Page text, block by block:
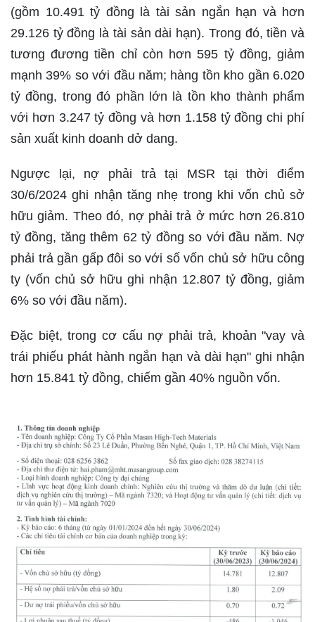
(gồm 10.491 tỷ đồng là tài sản ngắn hạn và hơn
29.126 tỷ đồng là tài sản dài hạn). Trong đó, tiền và
tương đương tiền chỉ còn hơn 595 tỷ đồng, giảm
mạnh 39% so với đầu năm; hàng tồn kho gần 6.020
tỷ đồng, trong đó phần lớn là tồn kho thành phẩm
với hơn 3.247 tỷ đồng và hơn 1.158 tỷ đồng chi phí
sản xuất kinh doanh dở dang.
Ngược lại, nợ phải trả tại MSR tại thời điểm
30/6/2024 ghi nhận tăng nhẹ trong khi vốn chủ sở
hữu giảm. Theo đó, nợ phải trả ở mức hơn 26.810
tỷ đồng, tăng thêm 62 tỷ đồng so với đầu năm. Nợ
phải trả gần gấp đôi so với số vốn chủ sở hữu công
ty (vốn chủ sở hữu ghi nhận 12.807 tỷ đồng, giảm
6% so với đầu năm).
Đặc biệt, trong cơ cấu nợ phải trả, khoản "vay và
trái phiếu phát hành ngắn hạn và dài hạn" ghi nhận
hơn 15.841 tỷ đồng, chiếm gần 40% nguồn vốn.